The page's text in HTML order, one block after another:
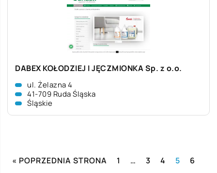
DABEX KOŁODZIEJ I JĘCZMIONKA Sp. z o.o.
ul. Żelazna 4
41-709 Ruda Śląska
Śląskie
« POPRZEDNIA STRONA 1 … 3 4 5 6